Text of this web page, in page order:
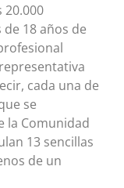
20.000
18 años de
cada una de
se
la Comunidad
13 sencillas
de un